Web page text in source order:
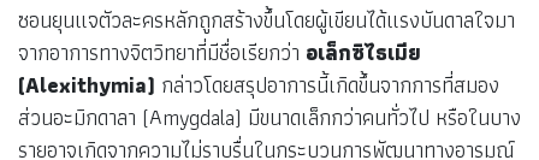
ซอนยุนแจตัวละครหลักถูกสร้างขึ้นโดยผู้เขียนได้แรงบันดาลใจมา
จากอาการทางจิตวิทยาที่มีชื่อเรียกว่า อเล็กซิไธเมีย
(Alexithymia) กล่าวโดยสรุปอาการนี้เกิดขึ้นจากการที่สมอง
ส่วนอะมิกดาลา (Amygdala) มีขนาดเล็กกว่าคนทั่วไป หรือในบาง
รายอาจเกิดจากความไม่ราบรื่นในกระบวนการพัฒนาทางอารมณ์